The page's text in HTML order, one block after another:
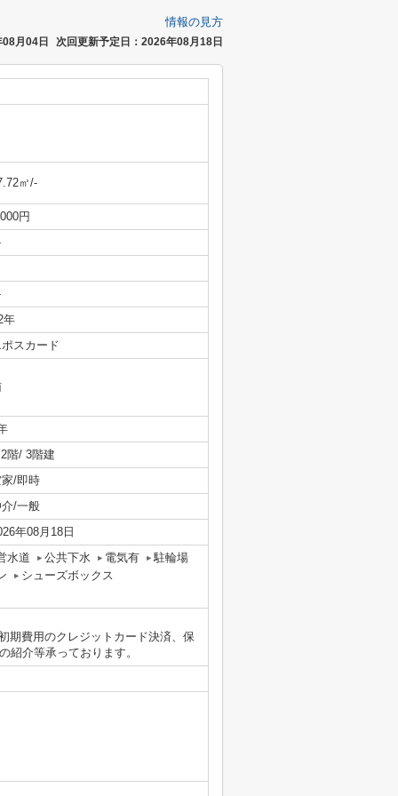
情報の見方
月04日 次回更新予定日：2026年08月18日
㎡/-
円
年
スカード
階/ 3階建
/即時
/一般
年08月18日
水道
公共下水 電気有
駐輪場
シューズボックス
期費用のクレジットカード決済、保
紹介等承っております。